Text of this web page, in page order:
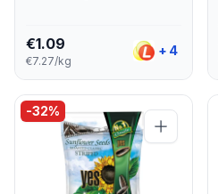
€1.09
€7.27/kg
+ 4
-32%